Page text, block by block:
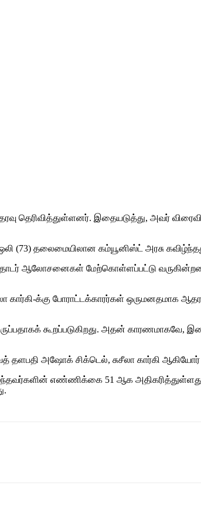
தெரிவித்துள்ளனர். இதையடுத்து, அவர்
(73) தலைமையிலான கம்யூனிஸ்ட் அரசு
தொடர் ஆலோசனைகள் மேற்கொள்ளப்பட்டு
க்கு போராட்டக்காரர்கள் ஒருமனதமாக
கூறப்படுகிறது. அதன்
தளபதி அஷோக் சிக்டெல், சுசீலா கார்கி
எண்ணிக்கை 51 ஆக